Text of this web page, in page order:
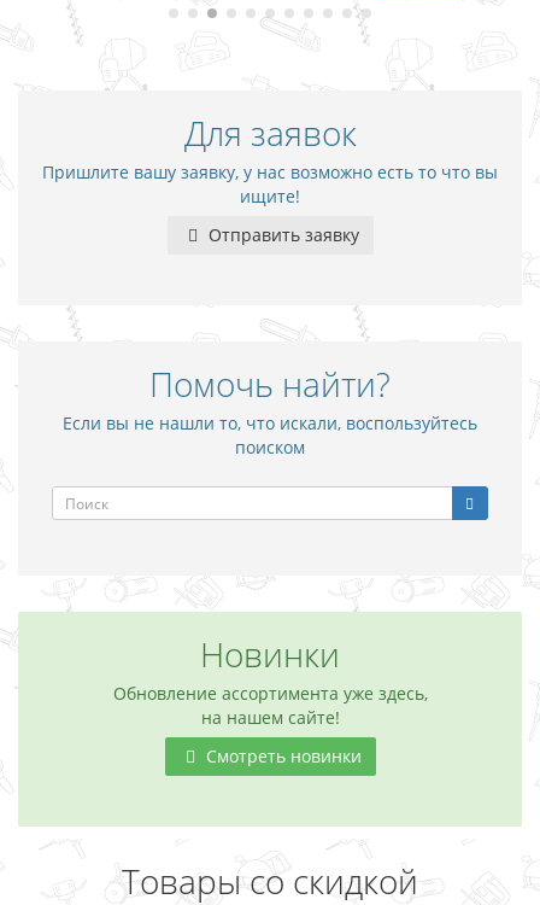
Для заявок
Пришлите вашу заявку, у нас возможно есть то что вы
ищите!
Отправить заявку
Помочь найти?
Если вы не нашли то, что искали, воспользуйтесь
поиском
Новинки
Обновление ассортимента уже здесь,
на нашем сайте!
Смотреть новинки
Товары со скидкой